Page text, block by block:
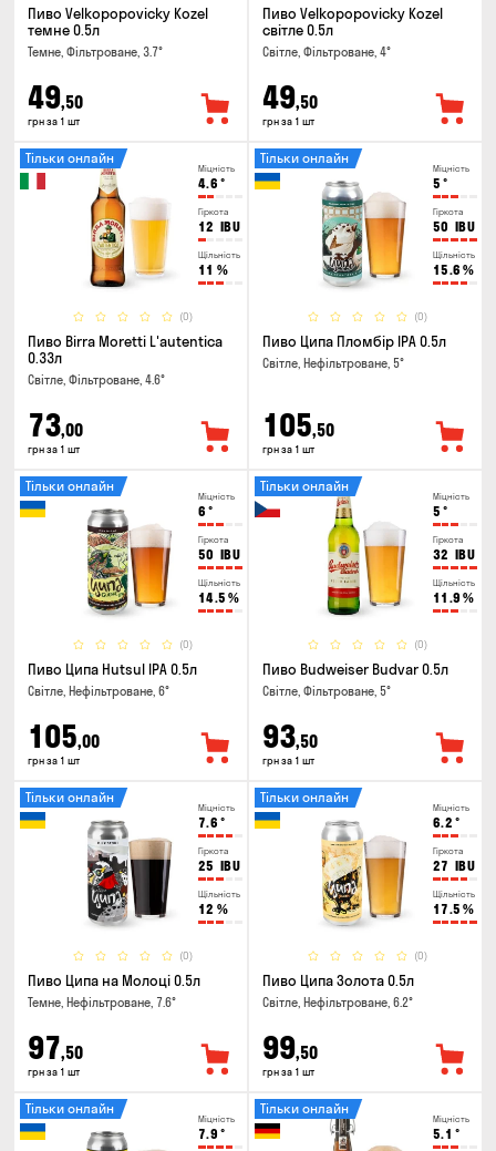
Пиво Velkopopovicky Kozel
темне 0.5л
Темне, Фільтроване, 3.7°
49,50
грн за 1 шт
Пиво Velkopopovicky Kozel
світле 0.5л
Світле, Фільтроване, 4°
49,50
грн за 1 шт
Міцність
4.6 °
Гіркота
12 IBU
Щільність
11 %
(0)
Тільки онлайн
Пиво Birra Moretti L'autentica
0.33л
Світле, Фільтроване, 4.6°
73,00
грн за 1 шт
Міцність
5 °
Гіркота
50 IBU
Щільність
15.6 %
(0)
Тільки онлайн
Пиво Ципа Пломбір IPA 0.5л
Світле, Нефільтроване, 5°
105,50
грн за 1 шт
Міцність
6 °
Гіркота
50 IBU
Щільність
14.5 %
(0)
Тільки онлайн
Пиво Ципа Hutsul IPA 0.5л
Світле, Нефільтроване, 6°
105,00
грн за 1 шт
Міцність
5 °
Гіркота
32 IBU
Щільність
11.9 %
(0)
Тільки онлайн
Пиво Budweiser Budvar 0.5л
Світле, Фільтроване, 5°
93,50
грн за 1 шт
Міцність
7.6 °
Гіркота
25 IBU
Щільність
12 %
(0)
Тільки онлайн
Пиво Ципа на Молоці 0.5л
Темне, Нефільтроване, 7.6°
97,50
грн за 1 шт
Міцність
6.2 °
Гіркота
27 IBU
Щільність
17.5 %
(0)
Тільки онлайн
Пиво Ципа Золота 0.5л
Світле, Нефільтроване, 6.2°
99,50
грн за 1 шт
Міцність
7.9 °
Тільки онлайн
Міцність
5.1 °
Тільки онлайн